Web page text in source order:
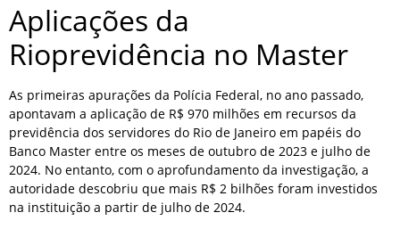
Aplicações da
Rioprevidência no Master
As primeiras apurações da Polícia Federal, no ano passado,
apontavam a aplicação de R$ 970 milhões em recursos da
previdência dos servidores do Rio de Janeiro em papéis do
Banco Master entre os meses de outubro de 2023 e julho de
2024. No entanto, com o aprofundamento da investigação, a
autoridade descobriu que mais R$ 2 bilhões foram investidos
na instituição a partir de julho de 2024.